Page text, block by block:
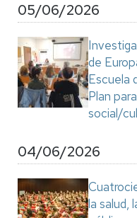
05/06/2026
de
Escuela
Plan
social/
04/06/2026
la salud,